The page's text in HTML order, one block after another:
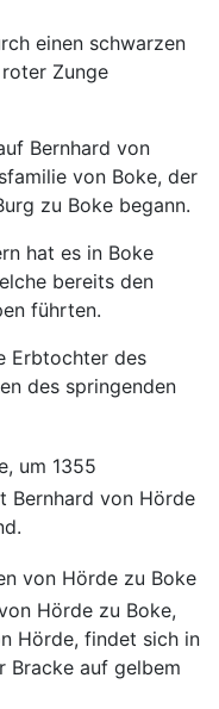
einen schwarzen
Zunge
Bernhard von
von Boke, der
zu Boke begann.
hat es in Boke
bereits den
führten.
Erbtochter des
des springenden
Bernhard von Hörde
Hörde zu Boke,
Hörde, findet sich in
Bracke auf gelbem